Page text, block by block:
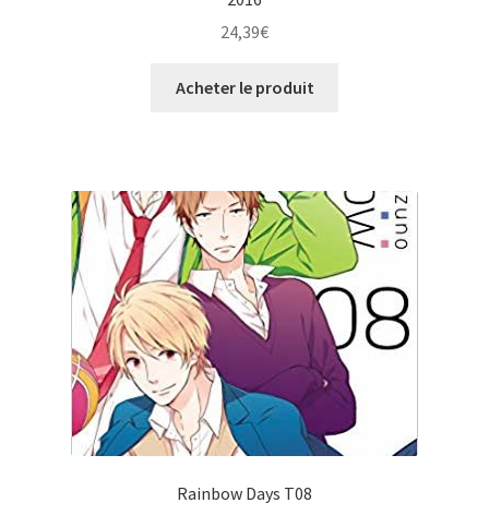
24,39€
Acheter le produit
Rainbow Days T08